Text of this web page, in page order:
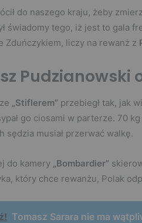
do naszego kraju, żeby
świadomy tego, iż jest to gala
Zduńczykiem, liczy na rewanż z
Pudzianowski
„Stiflerem” przebiegł tak, jak
go ciosami w parterze. 70
sędzia musiał przerwać walkę.
do kamery „Bombardier”
który chce rewanżu, Polak
Tomasz Sarara nie ma